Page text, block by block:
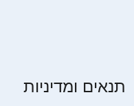
תנאים ומדיניות